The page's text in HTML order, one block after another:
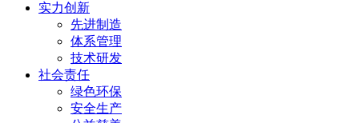
实力创新
先进制造
体系管理
技术研发
社会责任
绿色环保
安全生产